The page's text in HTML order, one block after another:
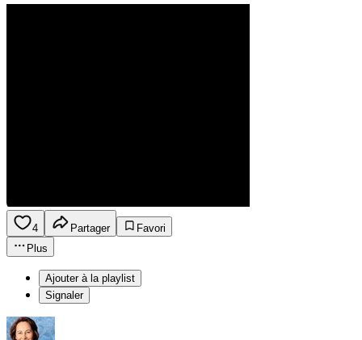
4 Partager
Favori
Plus
Ajouter à la playlist
Signaler